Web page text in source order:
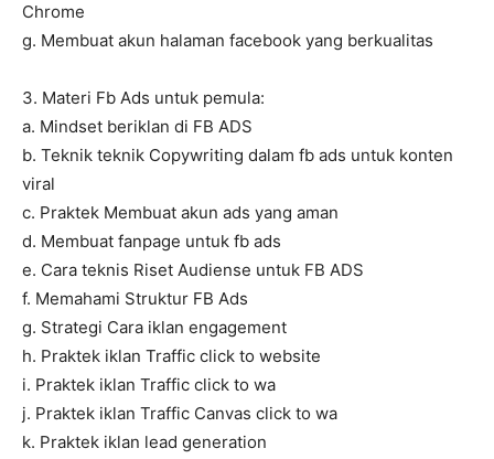
Chrome
g. Membuat akun halaman facebook yang berkualitas
3. Materi Fb Ads untuk pemula:
a. Mindset beriklan di FB ADS
b. Teknik teknik Copywriting dalam fb ads untuk konten
viral
c. Praktek Membuat akun ads yang aman
d. Membuat fanpage untuk fb ads
e. Cara teknis Riset Audiense untuk FB ADS
f. Memahami Struktur FB Ads
g. Strategi Cara iklan engagement
h. Praktek iklan Traffic click to website
i. Praktek iklan Traffic click to wa
j. Praktek iklan Traffic Canvas click to wa
k. Praktek iklan lead generation